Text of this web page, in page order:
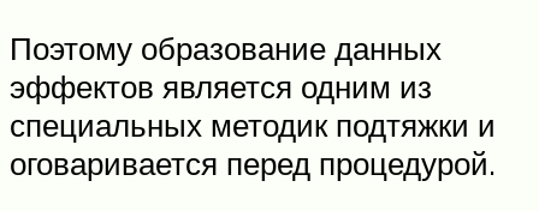
Поэтому образование данных
эффектов является одним из
специальных методик подтяжки и
оговаривается перед процедурой.